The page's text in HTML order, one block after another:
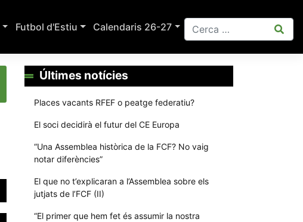
Futbol d'Estiu Calendaris 26-27
Últimes notícies
Places vacants RFEF o peatge federatiu?
El soci decidirà el futur del CE Europa
“Una Assemblea històrica de la FCF? No vaig
notar diferències”
El que no t’explicaran a l’Assemblea sobre els
jutjats de l’FCF (II)
“El primer que hem fet és assumir la nostra